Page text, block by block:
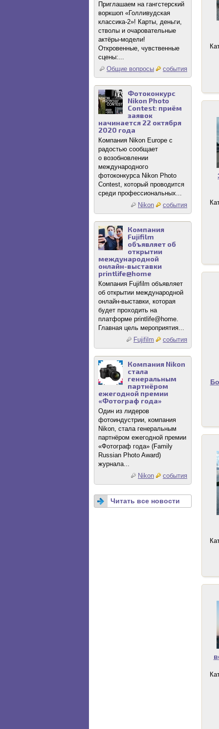
Приглашаем на гангстерский
воркшоп «Голливудская
классика-2»! Карты, деньги,
стволы и очаровательные
актёры-модели!
Откровенные, чувственные
сцены:...
Общие вопросы
события
Фотоконкурс
Nikon Photo
Contest: приём
заявок
начинается 22 октября
2020 года
Компания Nikon Europe с
радостью сообщает
о возобновлении
международного
фотоконкурса Nikon Photo
Contest, который проводится
среди профессиональных...
Nikon
события
Компания
Fujifilm
объявляет об
открытии
международной
онлайн-выставки
printlife@home
Компания Fujifilm объявляет
об открытии международной
онлайн-выставки, которая
будет проходить на
платформе printlife@home.
Главная цель мероприятия...
Fujifilm
события
Компания Nikon
стала
генеральным
партнёром
ежегодной премии
«Фотограф года»
Один из лидеров
фотоиндустрии, компания
Nikon, стала генеральным
партнёром ежегодной премии
«Фотограф года» (Family
Russian Photo Award)
журнала...
Nikon
события
Читать все новости